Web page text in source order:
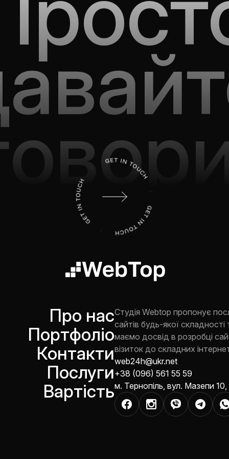
Про нас
Портфоліо
Контакти
Послуги
Вартість
Студія Webtop пропонує
сайтів будь-якої
маємо досвід в розробці
візиток до складних
web24h@ukr.net
+38 (096) 561 55 59
м. Тернопіль, вул. Мазепи